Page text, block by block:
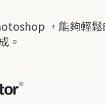
，能夠輕
。